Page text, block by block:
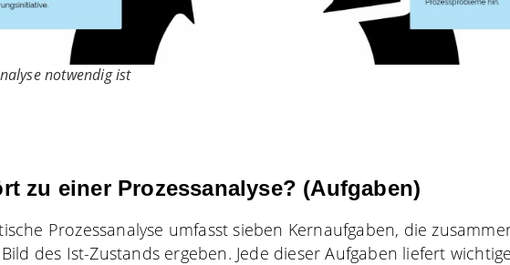
notwendig ist
zu einer Prozessanalyse? (Aufgaben)
Prozessanalyse umfasst sieben Kernaufgaben, die
des Ist-Zustands ergeben. Jede dieser Aufgaben liefert